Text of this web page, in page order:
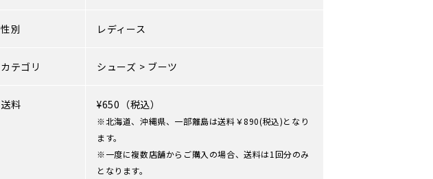
性別 レディース
カテゴリ シューズ > ブーツ
送料 ¥650（税込）
※北海道、沖縄県、一部離島は送料￥890(税込)となり
ます。
※一度に複数店舗からご購入の場合、送料は1回分のみ
となります。